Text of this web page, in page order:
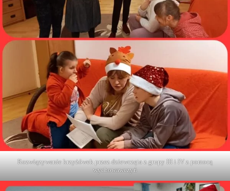
Rozwiązywanie krzyżówek przez dziewczęta z grupy III i IV z pomocą
wychowawczyń